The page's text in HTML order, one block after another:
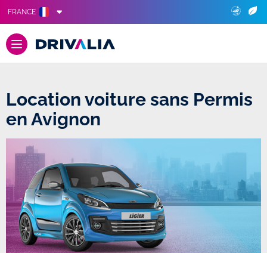
FRANCE
Location voiture sans Permis
en Avignon